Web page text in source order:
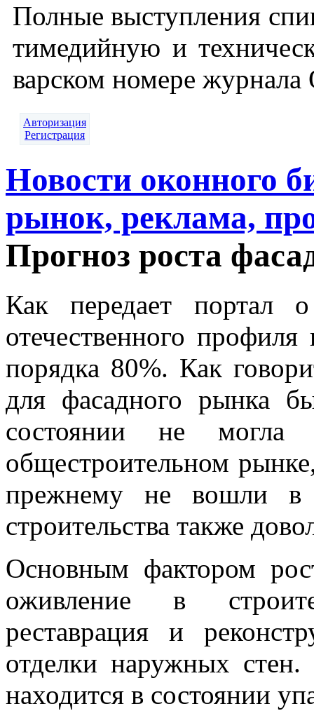
Пол­ные выс­тупле­ния
ти­медий­ную и
варс­ком но­мере
Авторизация
Регистрация
Новости оконного
рынок, реклама,
Прогноз роста
Как передает портал
отечественного
порядка 80%. Как
для фасадного рынка
состоянии не могла
общестроительном
прежнему не вошли в
строительства также
Основным фактором
оживление в
реставрация и
отделки наружных
находится в состоянии